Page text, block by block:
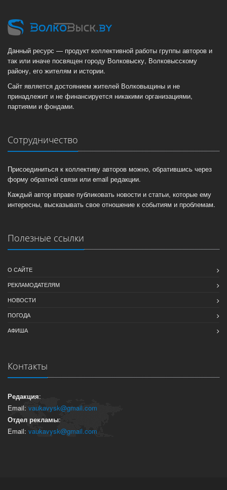
Данный ресурс — продукт коллективной работы группы авторов и
так или иначе посвящен городу Волковыску, Волковысскому
району, его жителям и истории.
Сайт является достоянием жителей Волковыщины и не
принадлежит и не финансируется никакими организациями,
партиями и фондами.
Сотрудничество
Присоединиться к коллективу авторов можно, обратившись через
форму обратной связи или email редакции.
Каждый автор вправе публиковать новости и статьи, которые ему
интересны, высказывать свое отношение к событиям и проблемам.
Полезные ссылки
О САЙТЕ
РЕКЛАМОДАТЕЛЯМ
НОВОСТИ
ПОГОДА
АФИША
Контакты
Редакция:
Email: vaukavysk@gmail.com
Отдел рекламы:
Email: vaukavysk@gmail.com